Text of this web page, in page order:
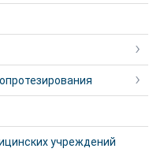
учреждений